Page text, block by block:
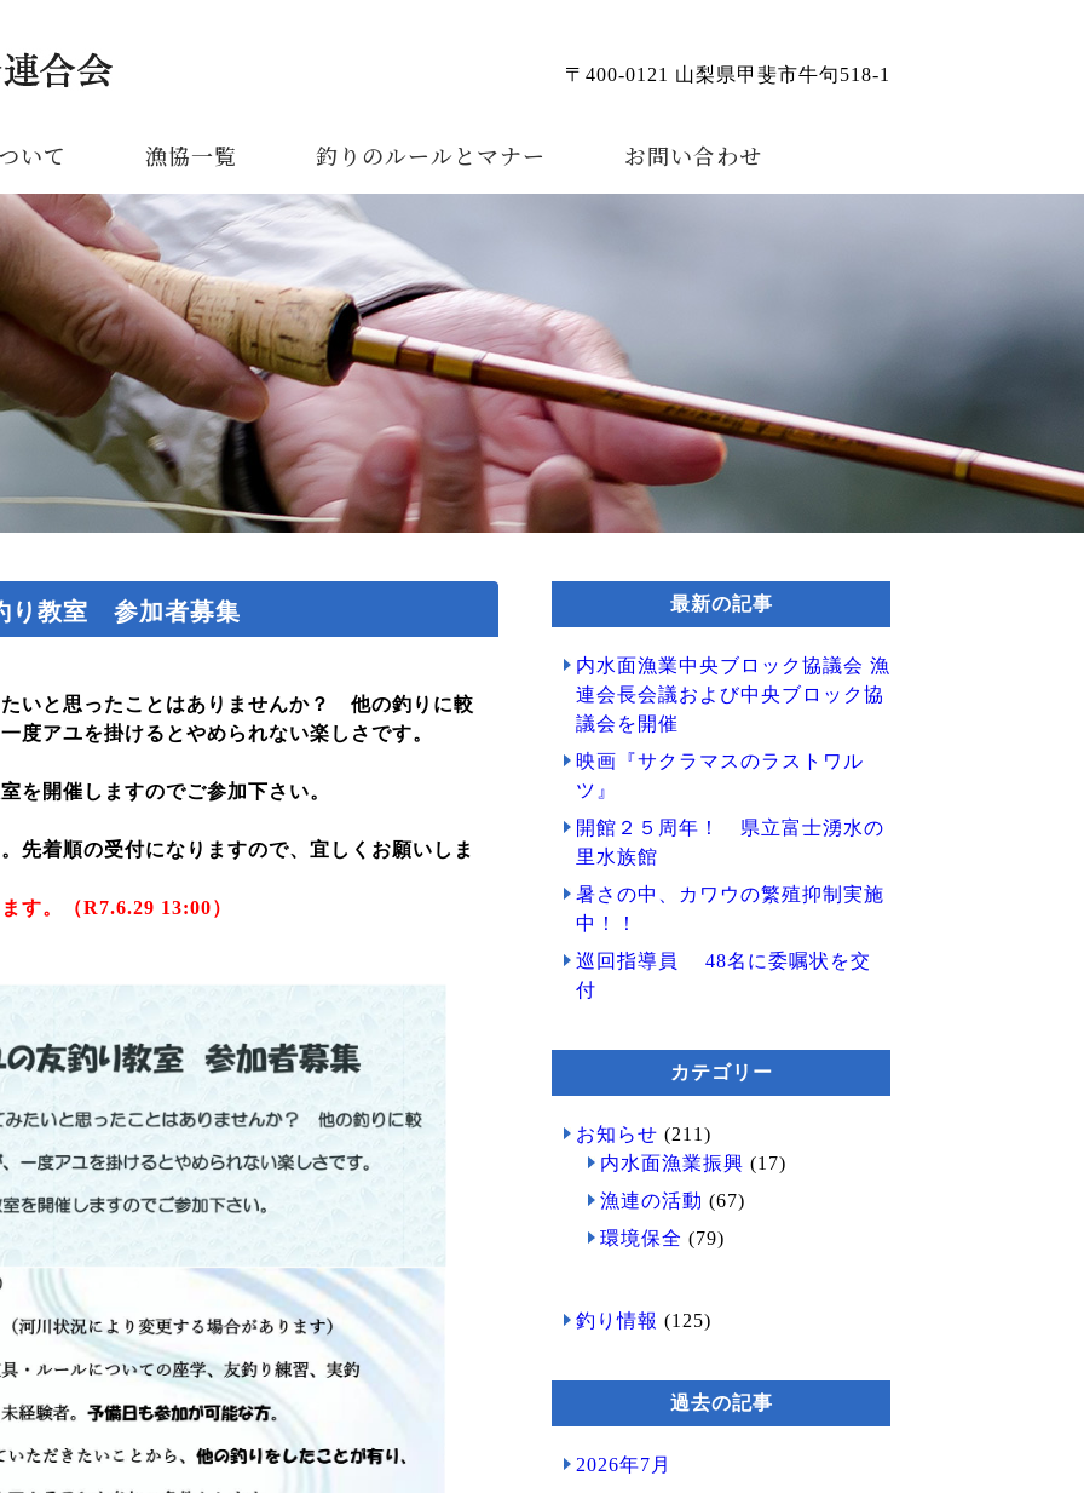
〒400-0121 山梨県甲斐市牛句518-1
いて 漁協一覧 釣りのルールとマナー お問い合わせ
り教室 参加者募集
いと思ったことはありませんか？ 他の釣りに較
度アユを掛けるとやめられない楽しさです。
を開催しますのでご参加下さい。
先着順の受付になりますので、宜しくお願いしま
す。（R7.6.29 13:00）
最新の記事
内水面漁業中央ブロック協議会 漁
連会長会議および中央ブロック協
議会を開催
映画『サクラマスのラストワル
ツ』
開館２５周年！ 県立富士湧水の
里水族館
暑さの中、カワウの繁殖抑制実施
中！！
巡回指導員 48名に委嘱状を交
付
カテゴリー
お知らせ (211)
内水面漁業振興 (17)
漁連の活動 (67)
環境保全 (79)
釣り情報 (125)
過去の記事
2026年7月